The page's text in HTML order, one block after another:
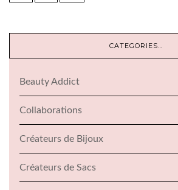
CATEGORIES…
Beauty Addict
Collaborations
Créateurs de Bijoux
Créateurs de Sacs